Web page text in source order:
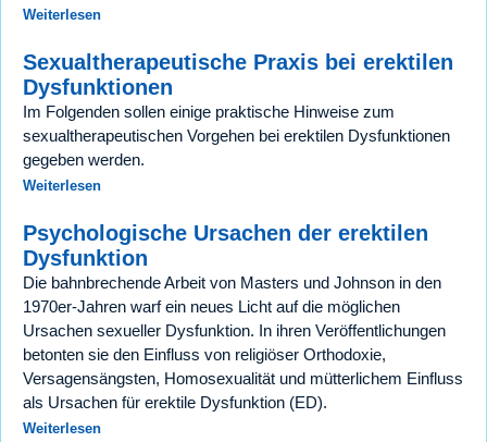
Weiterlesen
Sexualtherapeutische Praxis bei erektilen
Dysfunktionen
Im Folgenden sollen einige praktische Hinweise zum
sexualtherapeutischen Vorgehen bei erektilen Dysfunktionen
gegeben werden.
Weiterlesen
Psychologische Ursachen der erektilen
Dysfunktion
Die bahnbrechende Arbeit von Masters und Johnson in den
1970er-Jahren warf ein neues Licht auf die möglichen
Ursachen sexueller Dysfunktion. In ihren Veröffentlichungen
betonten sie den Einfluss von religiöser Orthodoxie,
Versagensängsten, Homosexualität und mütterlichem Einfluss
als Ursachen für erektile Dysfunktion (ED).
Weiterlesen